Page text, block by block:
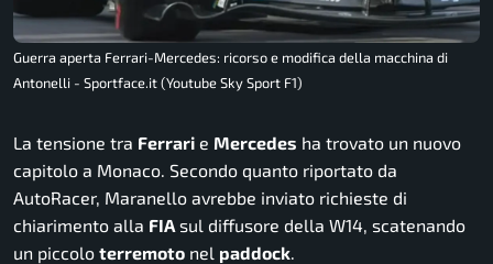
Guerra aperta Ferrari-Mercedes: ricorso e modifica della macchina di
Antonelli - Sportface.it (Youtube Sky Sport F1)
La tensione tra Ferrari e Mercedes ha trovato un nuovo
capitolo a Monaco. Secondo quanto riportato da
AutoRacer, Maranello avrebbe inviato richieste di
chiarimento alla FIA sul diffusore della W14, scatenando
un piccolo terremoto nel paddock.